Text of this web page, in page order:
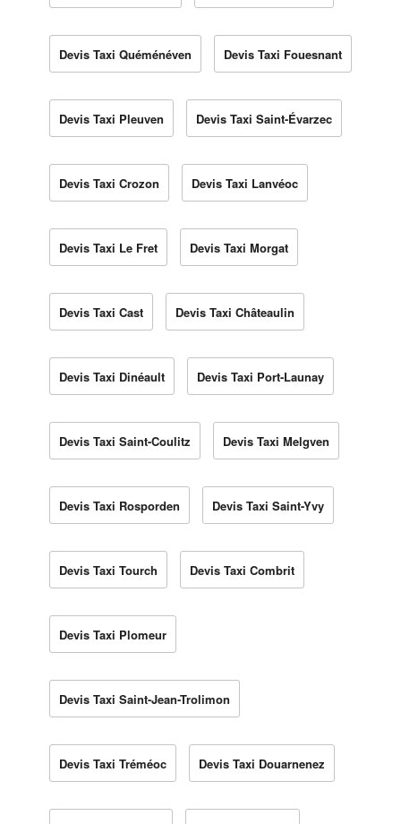
Devis Taxi Quéménéven Devis Taxi Fouesnant
Devis Taxi Pleuven Devis Taxi Saint-Évarzec
Devis Taxi Crozon Devis Taxi Lanvéoc
Devis Taxi Le Fret Devis Taxi Morgat
Devis Taxi Cast Devis Taxi Châteaulin
Devis Taxi Dinéault Devis Taxi Port-Launay
Devis Taxi Saint-Coulitz Devis Taxi Melgven
Devis Taxi Rosporden Devis Taxi Saint-Yvy
Devis Taxi Tourch Devis Taxi Combrit
Devis Taxi Plomeur
Devis Taxi Saint-Jean-Trolimon
Devis Taxi Tréméoc Devis Taxi Douarnenez